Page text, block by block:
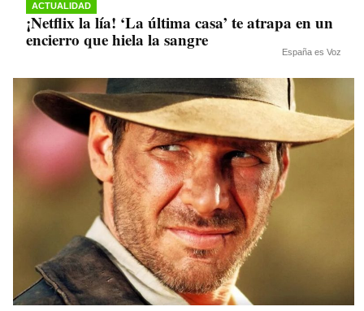
ACTUALIDAD
¡Netflix la lía! ‘La última casa’ te atrapa en un
encierro que hiela la sangre
España es Voz